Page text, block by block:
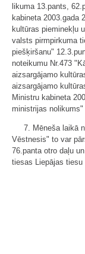
likuma 13.pants,
kabineta 2003.gada
kultūras pieminekļu
valsts pirmpirkuma
piešķiršanu"
noteikumu Nr.473
aizsargājamo
aizsargājamo
Ministru kabineta
ministrijas nolikums"
7. Mēneša laikā
Vēstnesis" to var
76.panta otro daļu
tiesas Liepājas tiesu